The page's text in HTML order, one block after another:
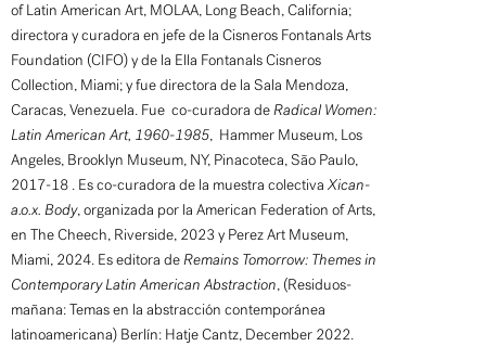
of Latin American Art, MOLAA, Long Beach, California;
directora y curadora en jefe de la Cisneros Fontanals Arts
Foundation (CIFO) y de la Ella Fontanals Cisneros
Collection, Miami; y fue directora de la Sala Mendoza,
Caracas, Venezuela. Fue co-curadora deRadical Women:
Latin American Art, 1960-1985, Hammer Museum, Los
Angeles, Brooklyn Museum, NY, Pinacoteca, São Paulo,
2017-18 . Es co-curadora de la muestra colectiva Xican-
a.o.x. Body, organizada por la American Federation of Arts,
en The Cheech, Riverside, 2023 y Perez Art Museum,
Miami, 2024. Es editora deRemains Tomorrow: Themes in
Contemporary Latin American Abstraction, (Residuos-
mañana: Temas en la abstracción contemporánea
latinoamericana) Berlín: Hatje Cantz, December 2022.